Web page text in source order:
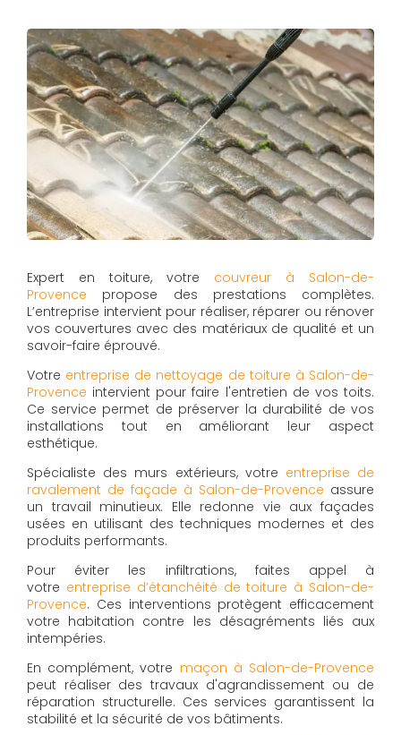
Expert en toiture, votre couvreur à Salon-de-
Provence propose des prestations complètes.
L’entreprise intervient pour réaliser, réparer ou rénover
vos couvertures avec des matériaux de qualité et un
savoir-faire éprouvé.
Votre entreprise de nettoyage de toiture à Salon-de-
Provence intervient pour faire l'entretien de vos toits.
Ce service permet de préserver la durabilité de vos
installations tout en améliorant leur aspect
esthétique.
Spécialiste des murs extérieurs, votre entreprise de
ravalement de façade à Salon-de-Provence assure
un travail minutieux. Elle redonne vie aux façades
usées en utilisant des techniques modernes et des
produits performants.
Pour éviter les infiltrations, faites appel à
votre entreprise d’étanchéité de toiture à Salon-de-
Provence. Ces interventions protègent efficacement
votre habitation contre les désagréments liés aux
intempéries.
En complément, votre maçon à Salon-de-Provence
peut réaliser des travaux d'agrandissement ou de
réparation structurelle. Ces services garantissent la
stabilité et la sécurité de vos bâtiments.